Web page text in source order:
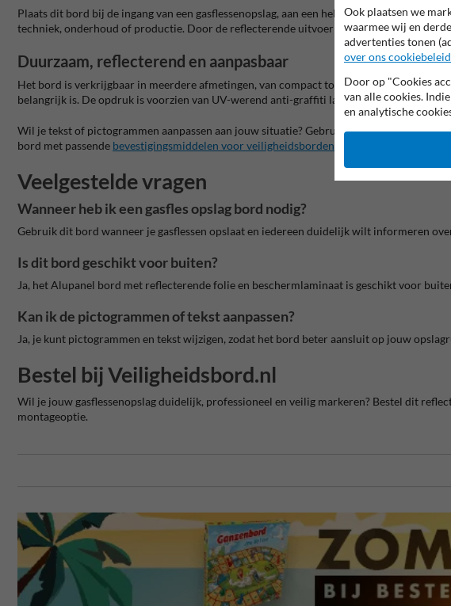
Plaats dit bord bij de ingang van een gasflessenopslag, aan een hekwerk, wand, deur
techniek, onderhoud of productie. Door de reflecterende uitvoering blijft de
Duurzaam, reflecterend en aanpasbaar
Het bord is verkrijgbaar in meerdere afmetingen, van compact tot groot. Je kiest uit
belangrijk is. De opdruk is voorzien van UV-werend anti-graffiti laminaat, zodat het
Wil je tekst of pictogrammen aanpassen aan jouw situatie? Gebruik dan de
bord met passende bevestigingsmiddelen voor veiligheidsborden
Veelgestelde vragen
Wanneer heb ik een gasfles opslag bord nodig?
Gebruik dit bord wanneer je gasflessen opslaat en iedereen duidelijk wilt informeren
Is dit bord geschikt voor buiten?
Ja, het Alupanel bord met reflecterende folie en beschermlaminaat is geschikt voor
Kan ik de pictogrammen of tekst aanpassen?
Ja, je kunt pictogrammen en tekst wijzigen, zodat het bord beter aansluit op jouw
Bestel bij Veiligheidsbord.nl
Wil je jouw gasflessenopslag duidelijk, professioneel en veilig markeren? Bestel dit
montageoptie.
Ook plaatsen we
waarmee wij en
advertenties tonen
over ons cookiebeleid
Door op "Cookies
van alle cookies.
en analytische